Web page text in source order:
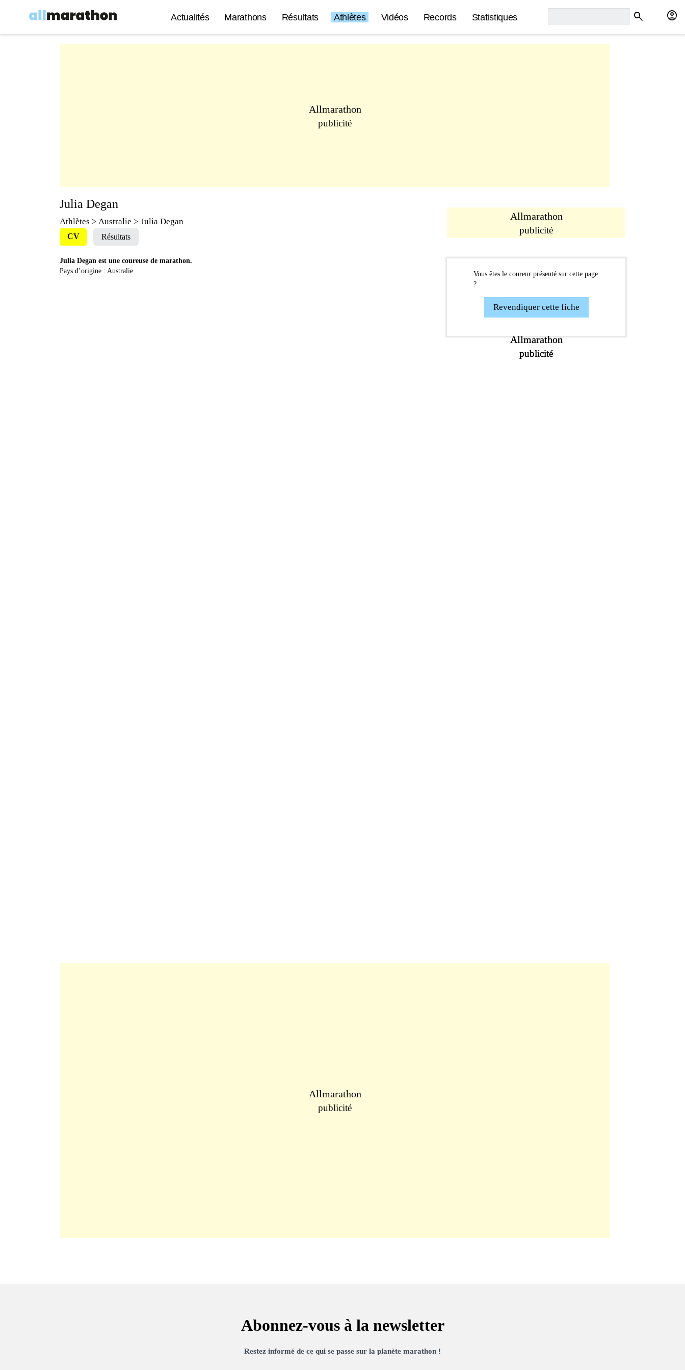
Actualités Marathons Résultats Athlètes Vidéos Records Statistiques search account_circle
Allmarathon
publicité
Julia Degan
Athlètes > Australie > Julia Degan
CV Résultats
Julia Degan est une coureuse de marathon.
Pays d’origine : Australie
Allmarathon
publicité
Vous êtes le coureur présenté sur cette page
?
Revendiquer cette fiche
Allmarathon
publicité
Allmarathon
publicité
Allmarathon
publicité
Abonnez-vous à la newsletter
Restez informé de ce qui se passe sur la planète marathon !